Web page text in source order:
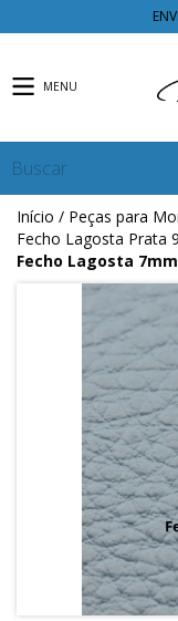
MENU
Início / Peças para
Fecho Lagosta Prata
Fecho Lagosta